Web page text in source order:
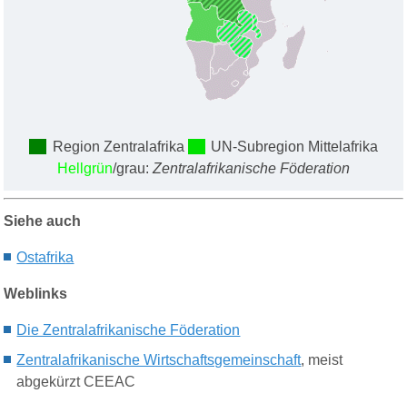
Region Zentralafrika
UN-Subregion Mittelafrika
Hellgrün/grau: Zentralafrikanische Föderation
Siehe auch
Ostafrika
Weblinks
Die Zentralafrikanische Föderation
Zentralafrikanische Wirtschaftsgemeinschaft, meist
abgekürzt CEEAC